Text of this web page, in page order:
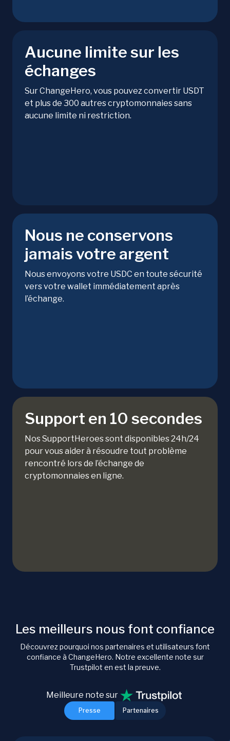
Aucune limite sur les
échanges
Sur ChangeHero, vous pouvez convertir USDT
et plus de 300 autres cryptomonnaies sans
aucune limite ni restriction.
Nous ne conservons
jamais votre argent
Nous envoyons votre USDC en toute sécurité
vers votre wallet immédiatement après
l’échange.
Support en 10 secondes
Nos SupportHeroes sont disponibles 24h/24
pour vous aider à résoudre tout problème
rencontré lors de l’échange de
cryptomonnaies en ligne.
Les meilleurs nous font confiance
Découvrez pourquoi nos partenaires et utilisateurs font
confiance à ChangeHero. Notre excellente note sur
Trustpilot en est la preuve.
Presse Partenaires
Meilleure note sur